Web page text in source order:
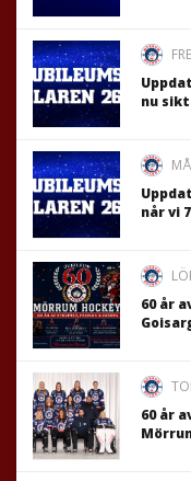
nu
når vi
60 år
60 år